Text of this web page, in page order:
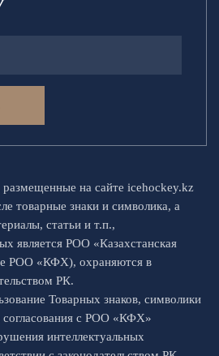
на сайте icehockey.kz
товарные знаки и символика, а
статьи и т.п.,
является РОО «Казахстанская
РОО «КФХ), охраняются в
РК.
Товарных знаков, символики
согласования с РОО «КФХ»
интеллектуальных